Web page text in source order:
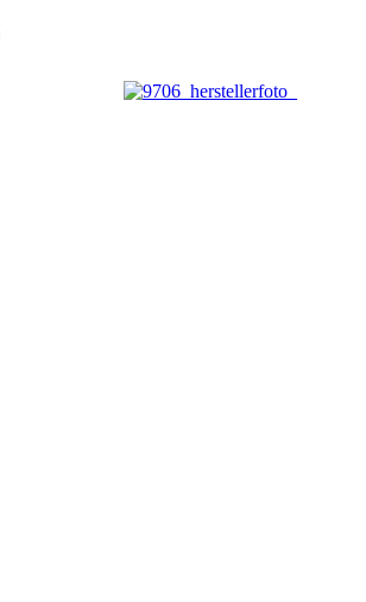
Aktueller